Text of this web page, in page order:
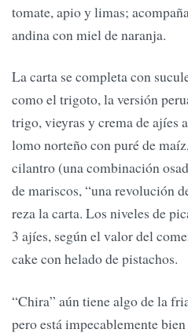
tomate, apio y limas;
andina con miel de naranja.
La carta se completa con
como el trigoto, la versión
trigo, vieyras y crema de ajíes
lomo norteño con puré de
cilantro (una combinación
de mariscos, “una revolución
reza la carta. Los niveles de
3 ajíes, según el valor del
cake con helado de pistachos.
“Chira” aún tiene algo de la
pero está impecablemente